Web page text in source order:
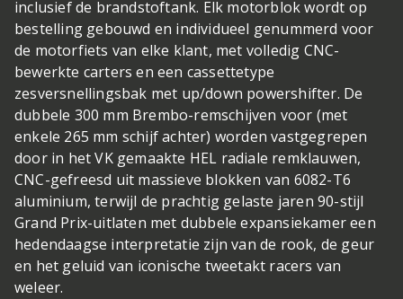
inclusief de brandstoftank. Elk motorblok wordt op
bestelling gebouwd en individueel genummerd voor
de motorfiets van elke klant, met volledig CNC-
bewerkte carters en een cassettetype
zesversnellingsbak met up/down powershifter. De
dubbele 300 mm Brembo-remschijven voor (met
enkele 265 mm schijf achter) worden vastgegrepen
door in het VK gemaakte HEL radiale remklauwen,
CNC-gefreesd uit massieve blokken van 6082-T6
aluminium, terwijl de prachtig gelaste jaren 90-stijl
Grand Prix-uitlaten met dubbele expansiekamer een
hedendaagse interpretatie zijn van de rook, de geur
en het geluid van iconische tweetakt racers van
weleer.